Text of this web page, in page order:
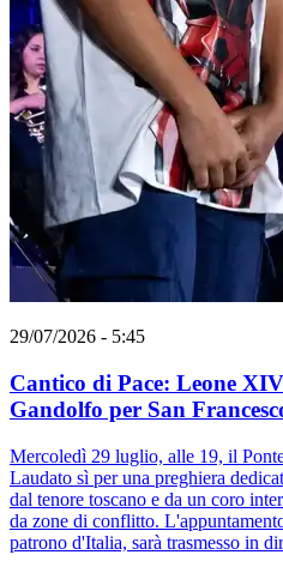
29/07/2026 - 5:45
Cantico di Pace: Leone
Gandolfo per San
Mercoledì 29 luglio, alle 19, il
Laudato sì per una preghiera
dal tenore toscano e da un coro
da zone di conflitto.
patrono d'Italia, sarà trasmesso in